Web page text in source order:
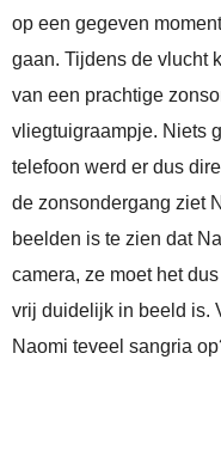
op een gegeven
gaan. Tijdens de vlucht
van een prachtige
vliegtuigraampje. Niets
telefoon werd er dus
de zonsondergang ziet
beelden is te zien dat
camera, ze moet het
vrij duidelijk in beeld is.
Naomi teveel sangria